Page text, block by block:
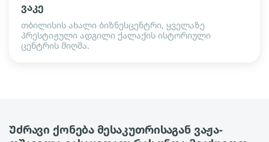
ვაკე
თბილისის ახალი ბიზნესცენტრი, ყველაზე
პრესტიჟული ადგილი ქალაქის ისტორიული
ცენტრის მიღმა.
Უძრავი ქონება მესაკუთრისაგან ვაჟა-